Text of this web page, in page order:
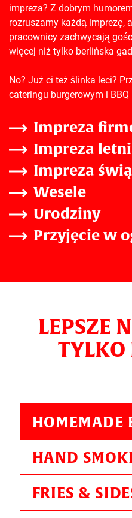
impreza? Z dobrym
rozruszamy każdą imprezę,
pracownicy zachwycają
więcej niż tylko berlińska
No? Już ci też ślinka leci?
cateringu burgerowym i
Impreza
Impreza
Impreza
Wesele
Urodziny
Przyjęcie w
LEPSZE
TYLKO
HOMEMADE
HAND
FRIES &